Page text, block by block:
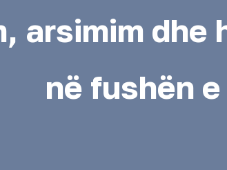
arsimim
në fushën